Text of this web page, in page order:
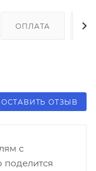
ОПЛАТА
ОСТАВИТЬ ОТЗЫВ
с
поделится